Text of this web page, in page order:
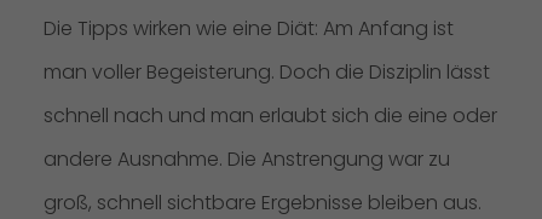
Die Tipps wirken wie eine Diät: Am Anfang ist
man voller Begeisterung. Doch die Disziplin lässt
schnell nach und man erlaubt sich die eine oder
andere Ausnahme. Die Anstrengung war zu
groß, schnell sichtbare Ergebnisse bleiben aus.